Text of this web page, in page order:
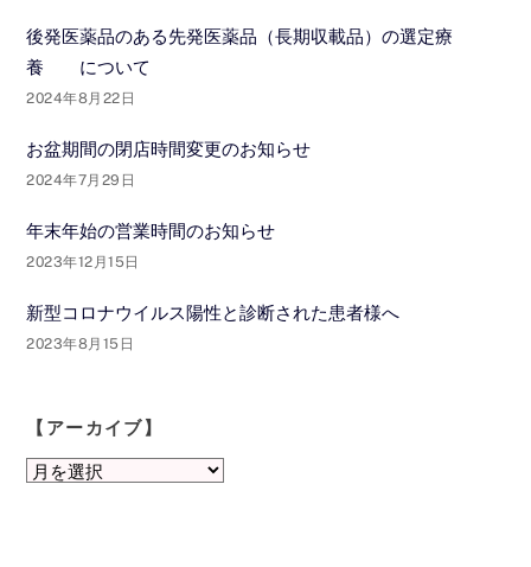
後発医薬品のある先発医薬品（長期収載品）の選定療
養 について
2024年8月22日
お盆期間の閉店時間変更のお知らせ
2024年7月29日
年末年始の営業時間のお知らせ
2023年12月15日
新型コロナウイルス陽性と診断された患者様へ
2023年8月15日
【アーカイブ】
【ア